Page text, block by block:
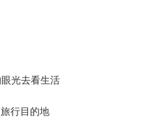
光去看生活
行目的地